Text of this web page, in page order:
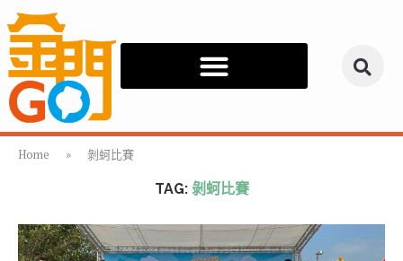
Home » 剝蚵比賽
TAG: 剝蚵比賽